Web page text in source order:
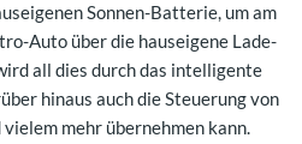
Sonnen-Batterie, um am
Auto über die hauseigene Lade-
all dies durch das intelligente
hinaus auch die Steuerung von
mehr übernehmen kann.